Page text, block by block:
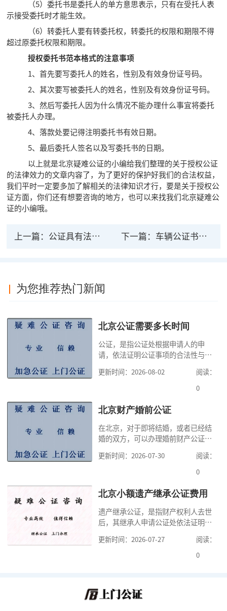
（5）委托书是委托人的单方意思表示，只有在受托人表
示接受委托时才能生效。
（6）转委托人要有转委托权，转委托的权限和期限不得
超过原委托权限和期限。
授权委托书范本格式的注意事项
1、首先要写委托人的姓名，性别及有效身份证号码。
2、其次要写被委托人的姓名，性别及有效身份证号码。
3、然后写委托人因为什么情况不能办理什么事宜将委托
被委托人办理。
4、落款处要记得注明委托书有效日期。
5、最后委托人签名以及写委托书的日期。
以上就是北京疑难公证的小编给我们整理的关于授权公证
的法律效力的文章内容了，为了更好的保护好我们的合法权益，
我们平时一定要多加了解相关的法律知识才行，要是关于授权公
证方面，你们还有想要咨询的地方，也可以来找我们北京疑难公
证的小编哦。
上一篇： 公证具有法律效力吗？公证的法律效力有哪些？ 下一篇： 车辆公证书起法律效力
为您推荐热门新闻
北京公证需要多长时间
公证，是指公证处根据申请人的申
请，依法证明公证事项的合法性与真
高公证事项的效力，固定证据，但是
很多人不知道在北京办理公证需要多
家，办理公证的时候除了需要按照公
道北京公证需要什么材料,北京公证需
要多少钱？北京公
更新时间：2026-08-02
阅读：
0
北京财产婚前公证
在北京，对于即将结婚，或者已经结
婚的双方，可以办理婚前财产公证，
式，可以避免个人财产引发的纠纷，
但是，在北京办理婚前财产公证，除
料外，公证咨询告诉大家，我们有必
京婚前财产公证机构？了解这些不仅
有利于我们根
更新时间：2026-07-30
阅读：
0
北京小额遗产继承公证费用
遗产继承公证，是指财产权利人去世
后，其继承人申请公证处依法证明继
的证明活动。通过公证，继承人可以
拿着享有继承权的公证书办理遗产过
费。我们在办理继承公证的时候，需
更新时间：2026-07-27
阅读：
0